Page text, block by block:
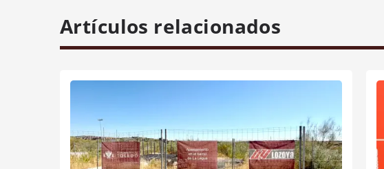
Artículos relacionados